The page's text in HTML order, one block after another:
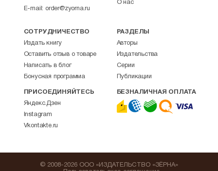
E-mail: order@zyorna.ru
О нас
СОТРУДНИЧЕСТВО
Издать книгу
Оставить отзыв о товаре
Написать в блог
Бонусная программа
РАЗДЕЛЫ
Авторы
Издательства
Серии
Публикации
ПРИСОЕДИНЯЙТЕСЬ
Яндекс.Дзен
Instagram
Vkontakte.ru
БЕЗНАЛИЧНАЯ ОПЛАТА
© 2008-2026 ООО «ИЗДАТЕЛЬСТВО «ЗЁРНА»